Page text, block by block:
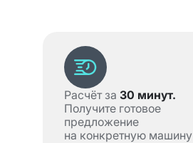
Расчёт за 30 минут.
Получите готовое
предложение
на конкретную машину